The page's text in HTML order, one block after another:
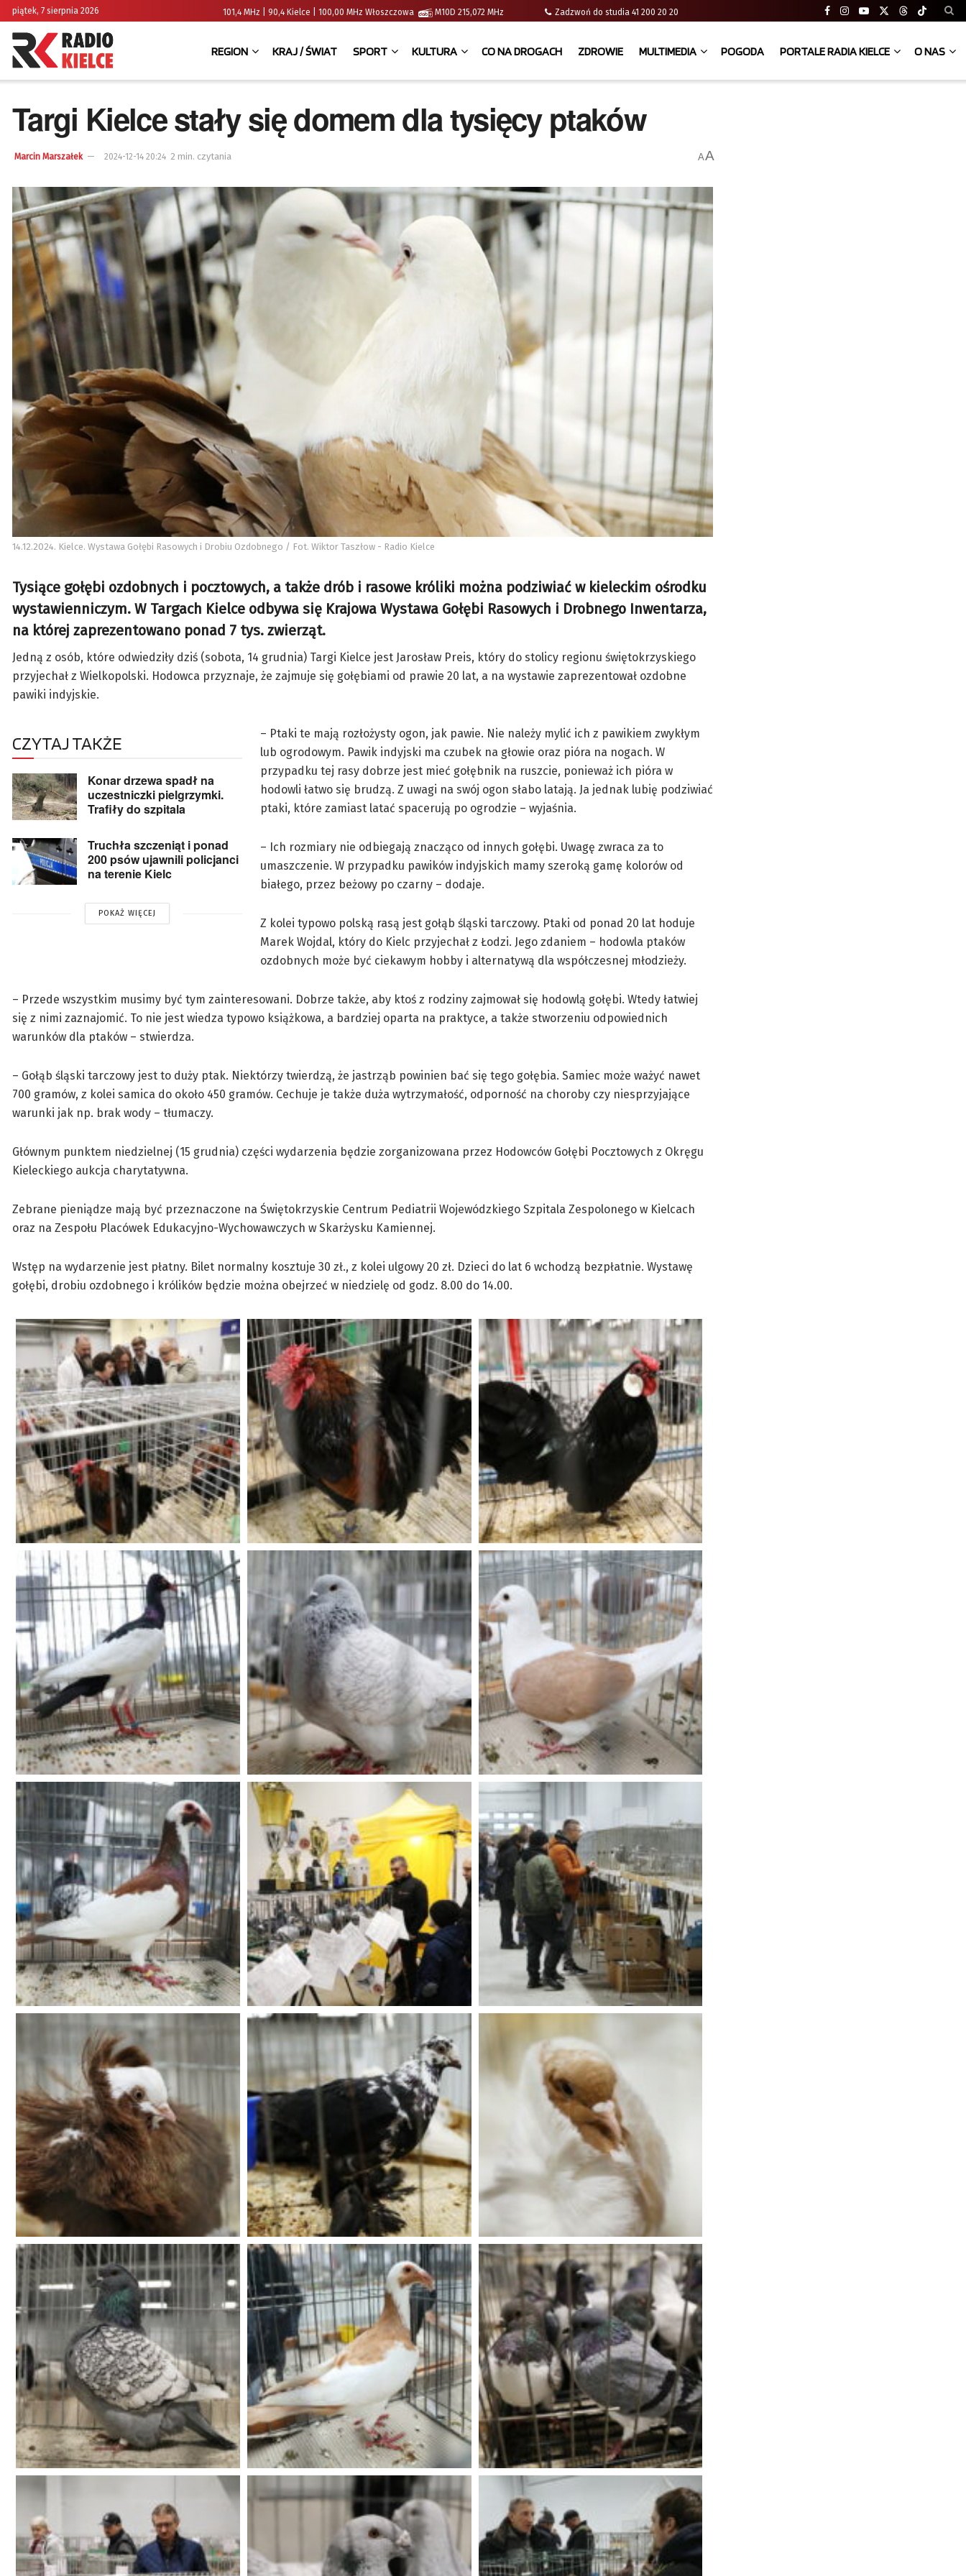
piątek, 7 sierpnia 2026 101,4 MHz | 90,4 Kielce | 100,00 MHz Włoszczowa M10D 215,072 MHz Zadzwoń do studia 41 200 20 20
REGION KRAJ / ŚWIAT SPORT KULTURA CO NA DROGACH ZDROWIE MULTIMEDIA POGODA PORTALE RADIA KIELCE O NAS
Targi Kielce stały się domem dla tysięcy ptaków
Marcin Marszałek 2024-12-14 20:24 2 min. czytania AA
14.12.2024. Kielce. Wystawa Gołębi Rasowych i Drobiu Ozdobnego / Fot. Wiktor Taszłow - Radio Kielce
Tysiące gołębi ozdobnych i pocztowych, a także drób i rasowe króliki można podziwiać w kieleckim ośrodku
wystawienniczym. W Targach Kielce odbywa się Krajowa Wystawa Gołębi Rasowych i Drobnego Inwentarza,
na której zaprezentowano ponad 7 tys. zwierząt.
Jedną z osób, które odwiedziły dziś (sobota, 14 grudnia) Targi Kielce jest Jarosław Preis, który do stolicy regionu świętokrzyskiego
przyjechał z Wielkopolski. Hodowca przyznaje, że zajmuje się gołębiami od prawie 20 lat, a na wystawie zaprezentował ozdobne
pawiki indyjskie.
CZYTAJ TAKŻE
Konar drzewa spadł na
uczestniczki pielgrzymki.
Trafiły do szpitala
Truchła szczeniąt i ponad
200 psów ujawnili policjanci
na terenie Kielc
POKAŻ WIĘCEJ
– Ptaki te mają rozłożysty ogon, jak pawie. Nie należy mylić ich z pawikiem zwykłym
lub ogrodowym. Pawik indyjski ma czubek na głowie oraz pióra na nogach. W
przypadku tej rasy dobrze jest mieć gołębnik na ruszcie, ponieważ ich pióra w
hodowli łatwo się brudzą. Z uwagi na swój ogon słabo latają. Ja jednak lubię podziwiać
ptaki, które zamiast latać spacerują po ogrodzie – wyjaśnia.
– Ich rozmiary nie odbiegają znacząco od innych gołębi. Uwagę zwraca za to
umaszczenie. W przypadku pawików indyjskich mamy szeroką gamę kolorów od
białego, przez beżowy po czarny – dodaje.
Z kolei typowo polską rasą jest gołąb śląski tarczowy. Ptaki od ponad 20 lat hoduje
Marek Wojdal, który do Kielc przyjechał z Łodzi. Jego zdaniem – hodowla ptaków
ozdobnych może być ciekawym hobby i alternatywą dla współczesnej młodzieży.
– Przede wszystkim musimy być tym zainteresowani. Dobrze także, aby ktoś z rodziny zajmował się hodowlą gołębi. Wtedy łatwiej
się z nimi zaznajomić. To nie jest wiedza typowo książkowa, a bardziej oparta na praktyce, a także stworzeniu odpowiednich
warunków dla ptaków – stwierdza.
– Gołąb śląski tarczowy jest to duży ptak. Niektórzy twierdzą, że jastrząb powinien bać się tego gołębia. Samiec może ważyć nawet
700 gramów, z kolei samica do około 450 gramów. Cechuje je także duża wytrzymałość, odporność na choroby czy niesprzyjające
warunki jak np. brak wody – tłumaczy.
Głównym punktem niedzielnej (15 grudnia) części wydarzenia będzie zorganizowana przez Hodowców Gołębi Pocztowych z Okręgu
Kieleckiego aukcja charytatywna.
Zebrane pieniądze mają być przeznaczone na Świętokrzyskie Centrum Pediatrii Wojewódzkiego Szpitala Zespolonego w Kielcach
oraz na Zespołu Placówek Edukacyjno-Wychowawczych w Skarżysku Kamiennej.
Wstęp na wydarzenie jest płatny. Bilet normalny kosztuje 30 zł., z kolei ulgowy 20 zł. Dzieci do lat 6 wchodzą bezpłatnie. Wystawę
gołębi, drobiu ozdobnego i królików będzie można obejrzeć w niedzielę od godz. 8.00 do 14.00.